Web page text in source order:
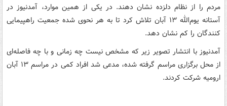
مردم را از نظام دلزده نشان دهند. در یکی از همین موارد، آمدنیوز در
آستانه یوم‌الله ۱۳ آبان تلاش کرد تا به هر نحوی شده جمعیت راهپیمایی
کنندگان را کم نشان دهد.
آمدنیوز با انتشار تصویر زیر که مشخص نیست چه زمانی و با چه فاصله‌ای
از محل برگزاری مراسم گرفته شده، مدعی شد افراد کمی در مراسم ۱۳ آبان
ارومیه شرکت کردند.